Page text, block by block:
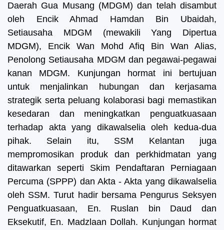
Daerah Gua Musang (MDGM) dan telah disambut
oleh Encik Ahmad Hamdan Bin Ubaidah,
Setiausaha MDGM (mewakili Yang Dipertua
MDGM), Encik Wan Mohd Afiq Bin Wan Alias,
Penolong Setiausaha MDGM dan pegawai-pegawai
kanan MDGM. Kunjungan hormat ini bertujuan
untuk menjalinkan hubungan dan kerjasama
strategik serta peluang kolaborasi bagi memastikan
kesedaran dan meningkatkan penguatkuasaan
terhadap akta yang dikawalselia oleh kedua-dua
pihak. Selain itu, SSM Kelantan juga
mempromosikan produk dan perkhidmatan yang
ditawarkan seperti Skim Pendaftaran Perniagaan
Percuma (SPPP) dan Akta - Akta yang dikawalselia
oleh SSM.Turut hadir bersama Pengurus Seksyen
Penguatkuasaan, En. Ruslan bin Daud dan
Eksekutif, En. Madzlaan Dollah. Kunjungan hormat